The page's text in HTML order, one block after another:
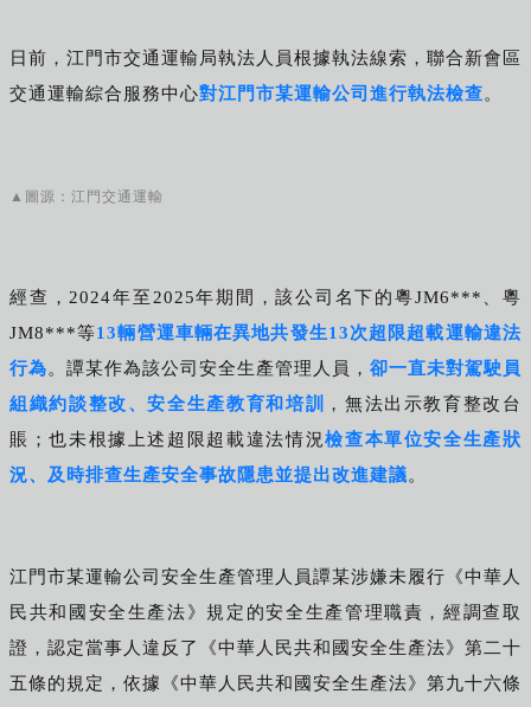
日前，江門市交通運輸局執法人員根據執法線索，聯合新會區
交通運輸綜合服務中心對江門市某運輸公司進行執法檢查。
▲圖源：江門交通運輸
經查，2024年至2025年期間，該公司名下的粵JM6***、粵
JM8***等13輛營運車輛在異地共發生13次超限超載運輸違法
行為。譚某作為該公司安全生產管理人員， 卻一直未對駕駛員
組織約談整改、安全生產教育和培訓
，無法出示教育整改台
賬；也未根據上述超限超載違法情況檢查本單位安全生產狀
況、及時排查生產安全事故隱患並提出改進建議。
江門市某運輸公司安全生產管理人員譚某涉嫌未履行《中華人
民共和國安全生產法》規定的安全生產管理職責，經調查取
證，認定當事人違反了《中華人民共和國安全生產法》第二十
五條的規定，依據《中華人民共和國安全生產法》第九十六條